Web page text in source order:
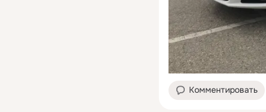
Комментировать